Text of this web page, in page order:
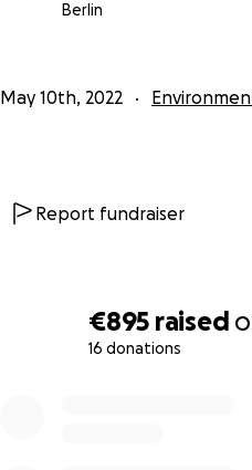
€895 raised
16 donations
Berlin
May 10th, 2022
Report fundraiser